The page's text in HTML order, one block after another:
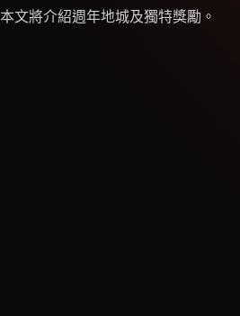
本文將介紹週年地城及獨特獎勵。